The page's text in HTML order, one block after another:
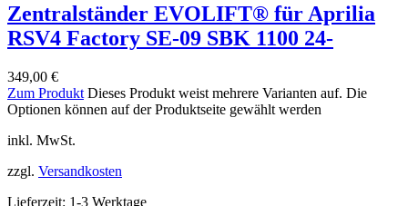
Zentralständer EVOLIFT® für Aprilia
RSV4 Factory SE-09 SBK 1100 24-
349,00 €
Zum Produkt Dieses Produkt weist mehrere Varianten auf. Die
Optionen können auf der Produktseite gewählt werden
inkl. MwSt.
zzgl. Versandkosten
Lieferzeit: 1-3 Werktage